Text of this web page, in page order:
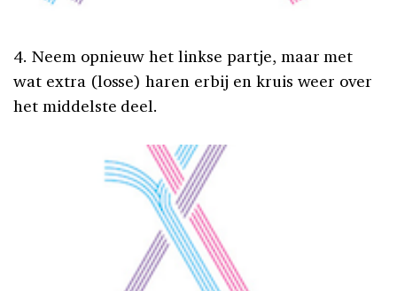
4. Neem opnieuw het linkse partje, maar met
wat extra (losse) haren erbij en kruis weer over
het middelste deel.